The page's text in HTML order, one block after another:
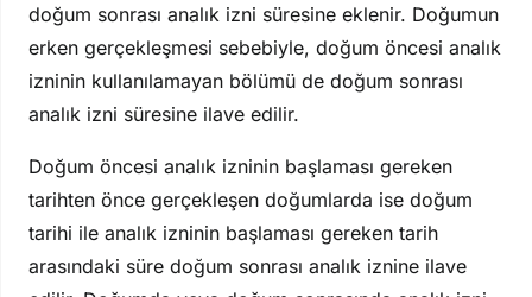
doğum sonrası analık izni süresine eklenir. Doğumun
erken gerçekleşmesi sebebiyle, doğum öncesi analık
izninin kullanılamayan bölümü de doğum sonrası
analık izni süresine ilave edilir.
Doğum öncesi analık izninin başlaması gereken
tarihten önce gerçekleşen doğumlarda ise doğum
tarihi ile analık izninin başlaması gereken tarih
arasındaki süre doğum sonrası analık iznine ilave